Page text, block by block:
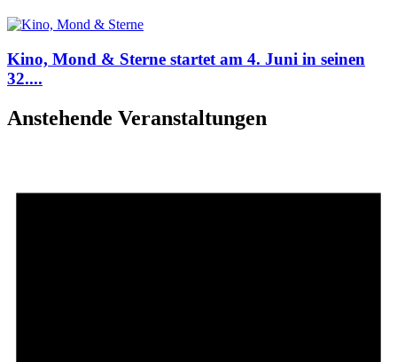
Kino, Mond & Sterne startet am 4. Juni in seinen
32....
Anstehende Veranstaltungen